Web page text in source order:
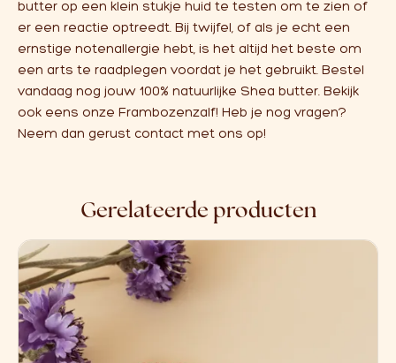
butter op een klein stukje huid te testen om te zien of
er een reactie optreedt. Bij twijfel, of als je echt een
ernstige notenallergie hebt, is het altijd het beste om
een arts te raadplegen voordat je het gebruikt. Bestel
vandaag nog jouw 100% natuurlijke Shea butter. Bekijk
ook eens onze Frambozenzalf! Heb je nog vragen?
Neem dan gerust contact met ons op!
Gerelateerde producten